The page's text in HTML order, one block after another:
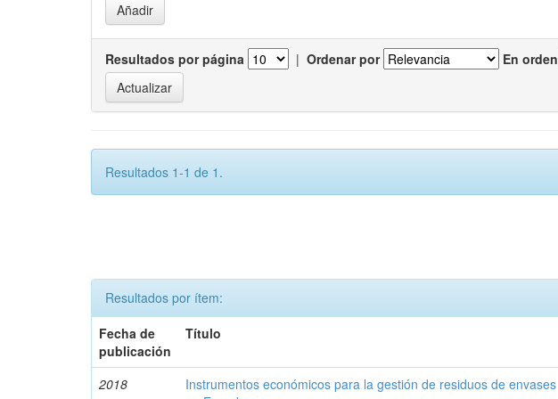
Resultados por página | Ordenar por En orden
Resultados 1-1 de 1.
Resultados por ítem:
Fecha de
publicación
Título
2018
Instrumentos económicos para la gestión de residuos de envases